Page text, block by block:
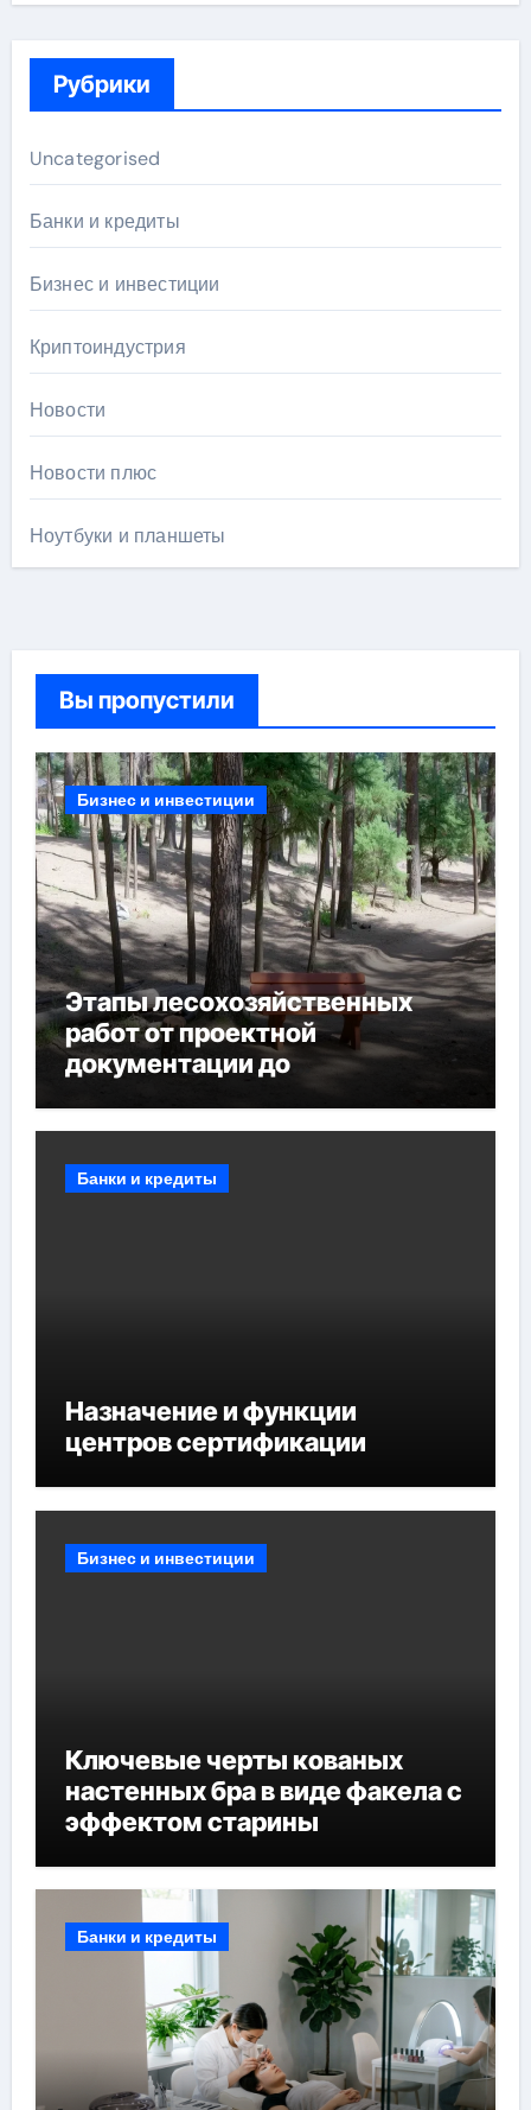
Рубрики
Uncategorised
Банки и кредиты
Бизнес и инвестиции
Криптоиндустрия
Новости
Новости плюс
Ноутбуки и планшеты
Вы пропустили
Бизнес и инвестиции
Этапы лесохозяйственных
работ от проектной
документации до
мероприятий и обустройства
Банки и кредиты
Назначение и функции
центров сертификации
Бизнес и инвестиции
Ключевые черты кованых
настенных бра в виде факела с
эффектом старины
Банки и кредиты